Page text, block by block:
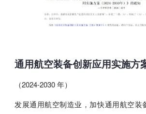
通用航空装备创新应用实施方
（2024-2030 年）
发展通用航空制造业，加快通用航空装